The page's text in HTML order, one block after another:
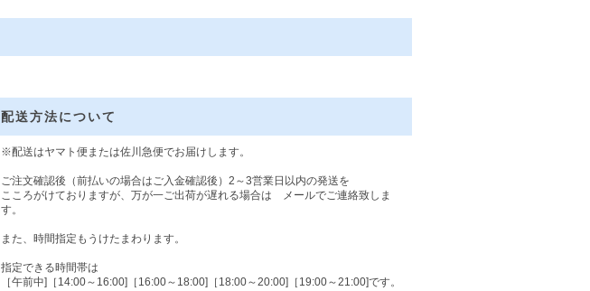
配送方法について
※配送はヤマト便または佐川急便でお届けします。
ご注文確認後（前払いの場合はご入金確認後）2～3営業日以内の発送を
こころがけておりますが、万が一ご出荷が遅れる場合は メールでご連絡致しま
す。
また、時間指定もうけたまわります。
指定できる時間帯は
［午前中]［14:00～16:00]［16:00～18:00]［18:00～20:00]［19:00～21:00]です。